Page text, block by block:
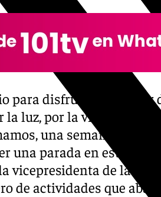
para disfrutar cualquier
la luz, por la vida que
una semana repleta
una parada en este
la vicepresidenta de la
de actividades que